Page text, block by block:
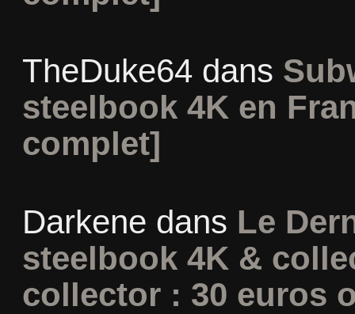
TheDuke64dans
steelbook 4K en
complet]
Darkene dans Le
steelbook 4K &
collector : 30 euros